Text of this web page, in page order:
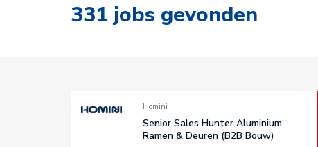
331jobs gevonden
Homini
Senior Sales Hunter Aluminium
Ramen & Deuren (B2B Bouw)